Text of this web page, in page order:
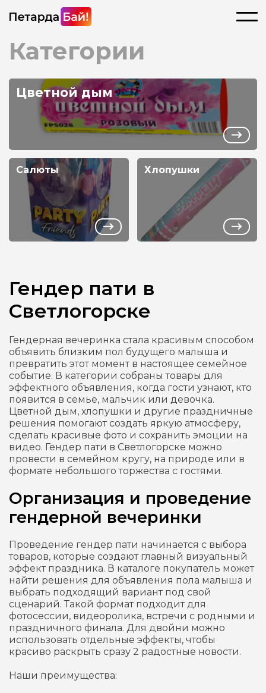
Категории
Цветной дым
Салюты Хлопушки
Гендер пати в
Светлогорске
Гендерная вечеринка стала красивым способом
объявить близким пол будущего малыша и
превратить этот момент в настоящее семейное
событие. В категории собраны товары для
эффектного объявления, когда гости узнают, кто
появится в семье, мальчик или девочка.
Цветной дым, хлопушки и другие праздничные
решения помогают создать яркую атмосферу,
сделать красивые фото и сохранить эмоции на
видео. Гендер пати в Светлогорске можно
провести в семейном кругу, на природе или в
формате небольшого торжества с гостями.
Организация и проведение
гендерной вечеринки
Проведение гендер пати начинается с выбора
товаров, которые создают главный визуальный
эффект праздника. В каталоге покупатель может
найти решения для объявления пола малыша и
выбрать подходящий вариант под свой
сценарий. Такой формат подходит для
фотосессии, видеоролика, встречи с родными и
праздничного финала. Для двойни можно
использовать отдельные эффекты, чтобы
красиво раскрыть сразу 2 радостные новости.
Наши преимущества: